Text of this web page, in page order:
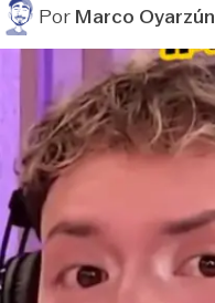
PorMarco Oyarzún